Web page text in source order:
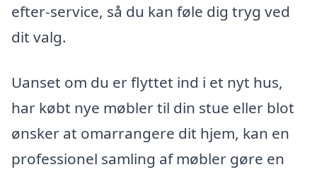
efter-service, så du kan føle dig tryg ved
dit valg.
Uanset om du er flyttet ind i et nyt hus,
har købt nye møbler til din stue eller blot
ønsker at omarrangere dit hjem, kan en
professionel samling af møbler gøre en